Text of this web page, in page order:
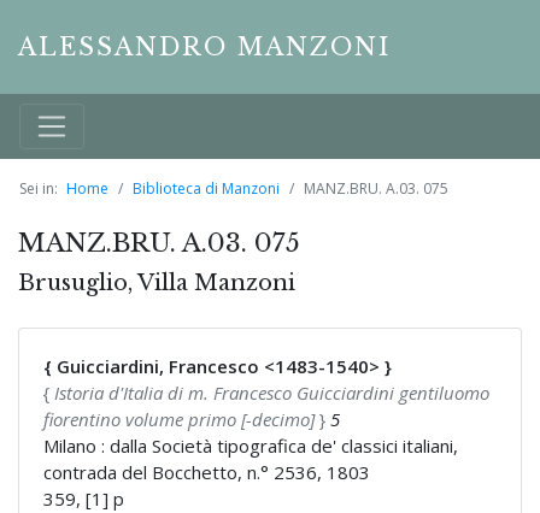
ALESSANDRO MANZONI
Sei in: Home Biblioteca di Manzoni MANZ.BRU. A.03. 075
MANZ.BRU. A.03. 075
Brusuglio, Villa Manzoni
{ Guicciardini, Francesco <1483-1540> }
{ Istoria d'Italia di m. Francesco Guicciardini gentiluomo
fiorentino volume primo [-decimo]} 5
Milano : dalla Società tipografica de' classici italiani,
contrada del Bocchetto, n.° 2536, 1803
359, [1] p